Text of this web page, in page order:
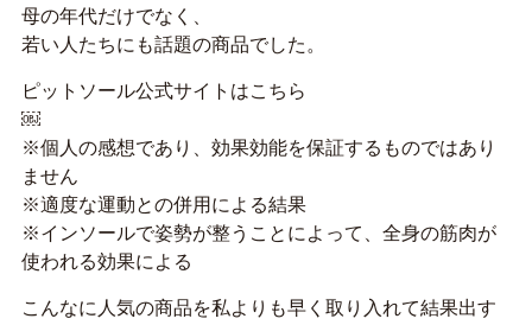
母の年代だけでなく、
若い人たちにも話題の商品でした。
ピットソール公式サイトはこちら
￼
※個人の感想であり、効果効能を保証するものではあり
ません
※適度な運動との併用による結果
※インソールで姿勢が整うことによって、全身の筋肉が
使われる効果による
こんなに人気の商品を私よりも早く取り入れて結果出す